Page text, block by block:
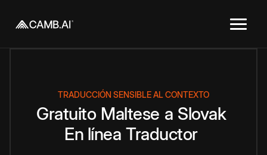
TRADUCCIÓN SENSIBLE AL CONTEXTO
Gratuito Maltese a Slovak
En línea Traductor